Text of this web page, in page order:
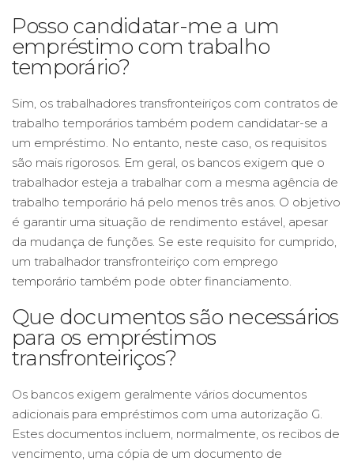
Posso candidatar-me a um
empréstimo com trabalho
temporário?
Sim, os trabalhadores transfronteiriços com contratos de
trabalho temporários também podem candidatar-se a
um empréstimo. No entanto, neste caso, os requisitos
são mais rigorosos. Em geral, os bancos exigem que o
trabalhador esteja a trabalhar com a mesma agência de
trabalho temporário há pelo menos três anos. O objetivo
é garantir uma situação de rendimento estável, apesar
da mudança de funções. Se este requisito for cumprido,
um trabalhador transfronteiriço com emprego
temporário também pode obter financiamento.
Que documentos são necessários
para os empréstimos
transfronteiriços?
Os bancos exigem geralmente vários documentos
adicionais para empréstimos com uma autorização G.
Estes documentos incluem, normalmente, os recibos de
vencimento, uma cópia de um documento de